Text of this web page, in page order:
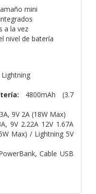
mini
a la vez
nivel de batería
4800mAh (3.7
9V 2A (18W Max)
9V 2.22A 12V 1.67A
Max) / Lightning 5V
Cable USB